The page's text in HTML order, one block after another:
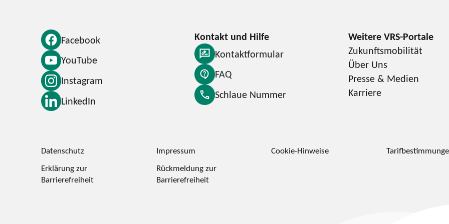
Facebook
YouTube
Instagram
LinkedIn
Kontaktformular
FAQ
Schlaue Nummer
Zukunftsmobilität
Über Uns
Presse & Medien
Karriere
Datenschutz Impressum Cookie-Hinweise
Erklärung zur
Barrierefreiheit
Rückmeldung zur
Barrierefreiheit